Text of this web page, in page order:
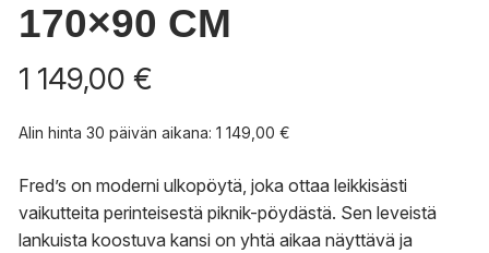
170×90 CM
1 149,00 €
Alin hinta 30 päivän aikana: 1 149,00 €
Fred’s on moderni ulkopöytä, joka ottaa leikkisästi
vaikutteita perinteisestä piknik-pöydästä. Sen leveistä
lankuista koostuva kansi on yhtä aikaa näyttävä ja